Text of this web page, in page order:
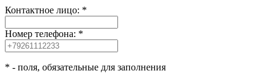
Контактное лицо: *
Номер телефона: *
* - поля, обязательные для заполнения